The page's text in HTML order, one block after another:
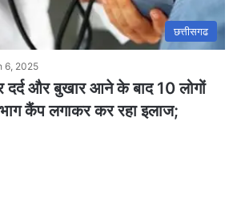
छत्तीसगढ
6, 2025
दर्द और बुखार आने के बाद 10 लोगों
कैंप लगाकर कर रहा इलाज;